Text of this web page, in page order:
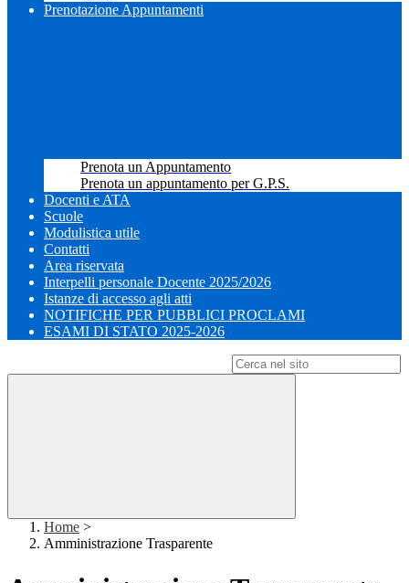
Prenotazione Appuntamenti
Prenota un Appuntamento
Prenota un appuntamento per G.P.S.
Docenti e ATA
Scuole
Modulistica utile
Contatti
Area riservata
Interpelli personale Docente 2025/2026
Istanze di accesso agli atti
NOTIFICHE PER PUBBLICI PROCLAMI
ESAMI DI STATO 2025-2026
Home >
Amministrazione Trasparente